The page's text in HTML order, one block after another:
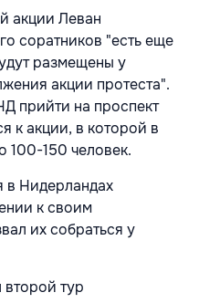
акции Леван
соратников "есть еще
размещены у
акции протеста".
прийти на проспект
к акции, в которой в
100-150 человек.
в Нидерландах
к своим
их собраться у
тур